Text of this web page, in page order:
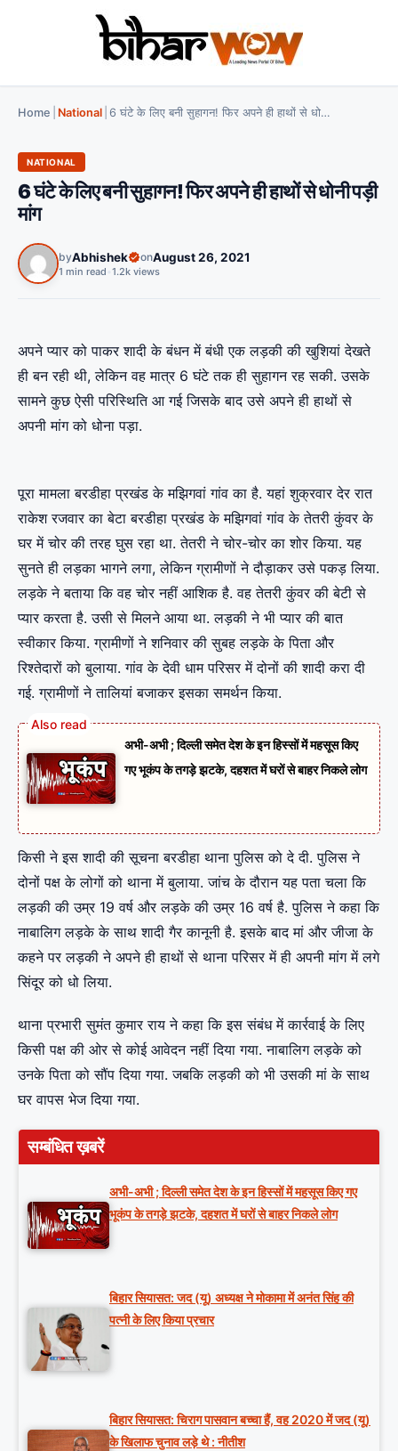
Home National 6 घंटे के लिए बनी सुहागन! फिर अपने ही हाथों से धोनी पड़ी मांग
NATIONAL
6 घंटे के लिए बनी सुहागन! फिर अपने ही हाथों से धोनी पड़ी
मांग
byAbhishek onAugust 26, 2021
1 min read 1.2k views
अपने प्यार को पाकर शादी के बंधन में बंधी एक लड़की की खुशियां देखते
ही बन रही थी, लेकिन वह मात्र 6 घंटे तक ही सुहागन रह सकी. उसके
सामने कुछ ऐसी परिस्थिति आ गई जिसके बाद उसे अपने ही हाथों से
अपनी मांग को धोना पड़ा.
पूरा मामला बरडीहा प्रखंड के मझिगवां गांव का है. यहां शुक्रवार देर रात
राकेश रजवार का बेटा बरडीहा प्रखंड के मझिगवां गांव के तेतरी कुंवर के
घर में चोर की तरह घुस रहा था. तेतरी ने चोर-चोर का शोर किया. यह
सुनते ही लड़का भागने लगा, लेकिन ग्रामीणों ने दौड़ाकर उसे पकड़ लिया.
लड़के ने बताया कि वह चोर नहीं आशिक है. वह तेतरी कुंवर की बेटी से
प्यार करता है. उसी से मिलने आया था. लड़की ने भी प्यार की बात
स्वीकार किया. ग्रामीणों ने शनिवार की सुबह लड़के के पिता और
रिश्तेदारों को बुलाया. गांव के देवी धाम परिसर में दोनों की शादी करा दी
गई. ग्रामीणों ने तालियां बजाकर इसका समर्थन किया.
अभी-अभी ; दिल्ली समेत देश के इन हिस्सों में महसूस किए
गए भूकंप के तगड़े झटके, दहशत में घरों से बाहर निकले लोग
किसी ने इस शादी की सूचना बरडीहा थाना पुलिस को दे दी. पुलिस ने
दोनों पक्ष के लोगों को थाना में बुलाया. जांच के दौरान यह पता चला कि
लड़की की उम्र 19 वर्ष और लड़के की उम्र 16 वर्ष है. पुलिस ने कहा कि
नाबालिग लड़के के साथ शादी गैर कानूनी है. इसके बाद मां और जीजा के
कहने पर लड़की ने अपने ही हाथों से थाना परिसर में ही अपनी मांग में लगे
सिंदूर को धो लिया.
थाना प्रभारी सुमंत कुमार राय ने कहा कि इस संबंध में कार्रवाई के लिए
किसी पक्ष की ओर से कोई आवेदन नहीं दिया गया. नाबालिग लड़के को
उनके पिता को सौंप दिया गया. जबकि लड़की को भी उसकी मां के साथ
घर वापस भेज दिया गया.
सम्बंधित ख़बरें
अभी-अभी ; दिल्ली समेत देश के इन हिस्सों में महसूस किए गए
भूकंप के तगड़े झटके, दहशत में घरों से बाहर निकले लोग
बिहार सियासत: जद (यू) अध्यक्ष ने मोकामा में अनंत सिंह की
पत्नी के लिए किया प्रचार
बिहार सियासत: चिराग पासवान बच्चा हैं, वह 2020 में जद (यू)
के खिलाफ चुनाव लड़े थे : नीतीश